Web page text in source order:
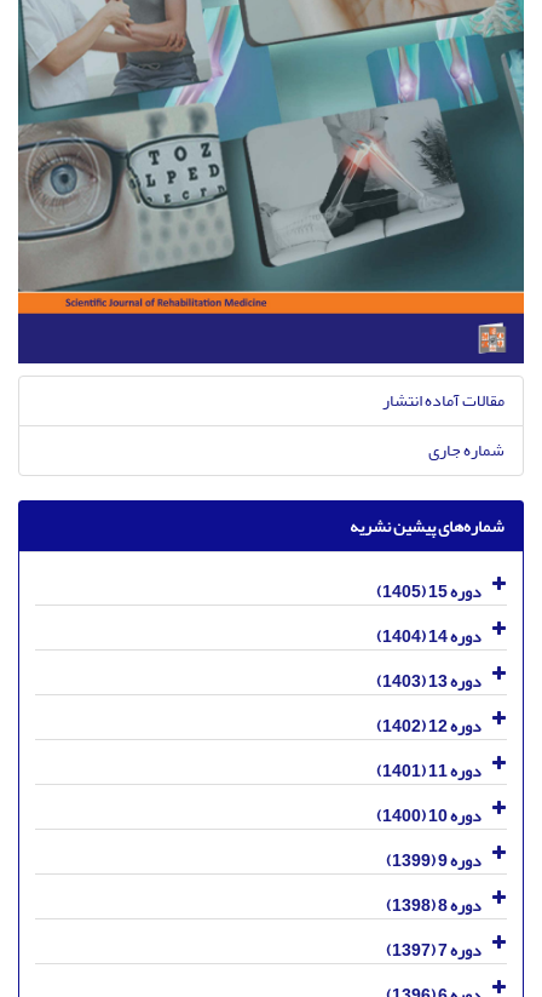
مقالات آماده انتشار
شماره جاری
شماره‌های پیشین نشریه
دوره 15 (1405)
دوره 14 (1404)
دوره 13 (1403)
دوره 12 (1402)
دوره 11 (1401)
دوره 10 (1400)
دوره 9 (1399)
دوره 8 (1398)
دوره 7 (1397)